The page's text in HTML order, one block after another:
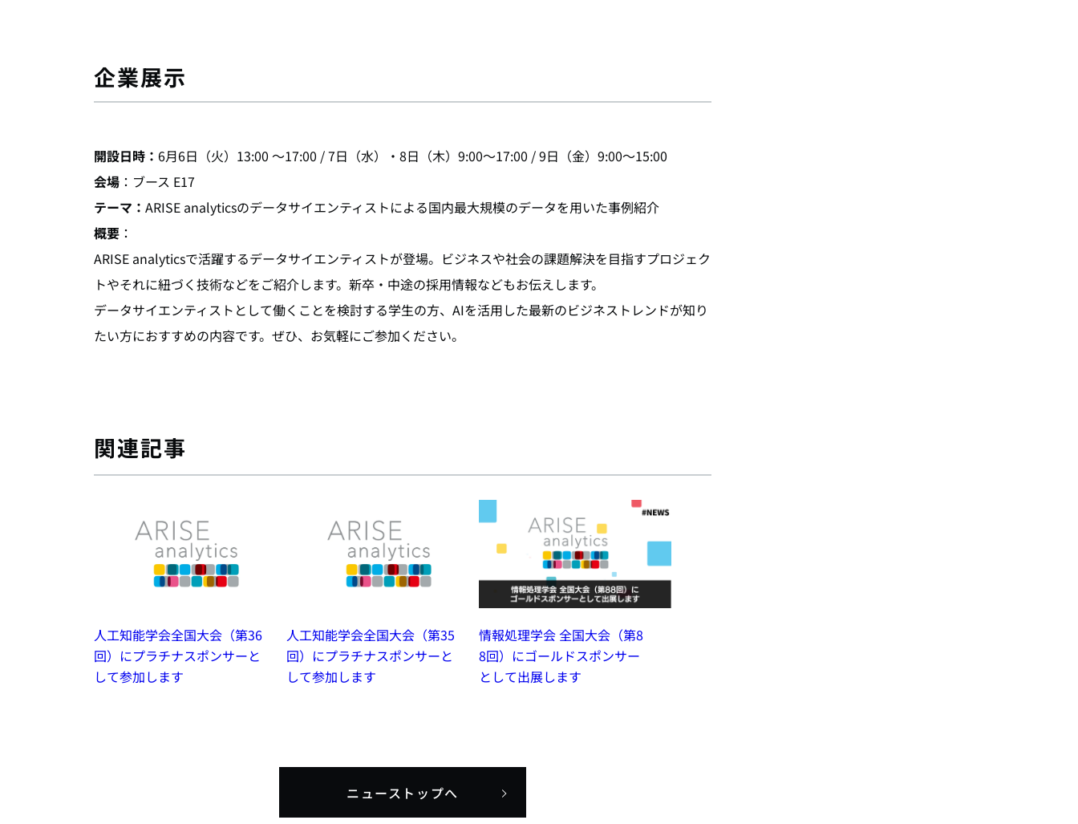
企業展示
開設日時： 6月6日（火）13:00 ～17:00 / 7日（水）・8日（木）9:00～17:00 / 9日（金）9:00～15:00
会場 ：ブース E17
テーマ： ARISE analyticsのデータサイエンティストによる国内最大規模のデータを用いた事例紹介
概要 ：
ARISE analyticsで活躍するデータサイエンティストが登場。ビジネスや社会の課題解決を目指すプロジェク
トやそれに紐づく技術などをご紹介します。新卒・中途の採用情報などもお伝えします。
データサイエンティストとして働くことを検討する学生の方、AIを活用した最新のビジネストレンドが知り
たい方におすすめの内容です。ぜひ、お気軽にご参加ください。
関連記事
人工知能学会全国大会（第36
回）にプラチナスポンサーと
して参加します
人工知能学会全国大会（第35
回）にプラチナスポンサーと
して参加します
情報処理学会 全国大会（第8
8回）にゴールドスポンサー
として出展します
ニューストップへ